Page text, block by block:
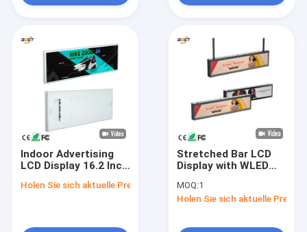
Produkte
Über uns
Werksbesichtigung
Indoor Advertising
LCD Display 16.2 Inch
Signage
Holen Sie sich aktuelle Preis
Stretched Bar LCD
Display with WLED
MOQ:1
Holen Sie sich aktuelle Preis